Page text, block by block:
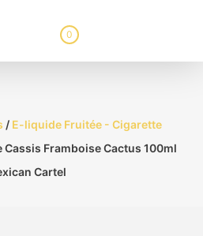
0
/ E-liquide Fruitée - Cigarette
Cassis Framboise Cactus 100ml
Cartel